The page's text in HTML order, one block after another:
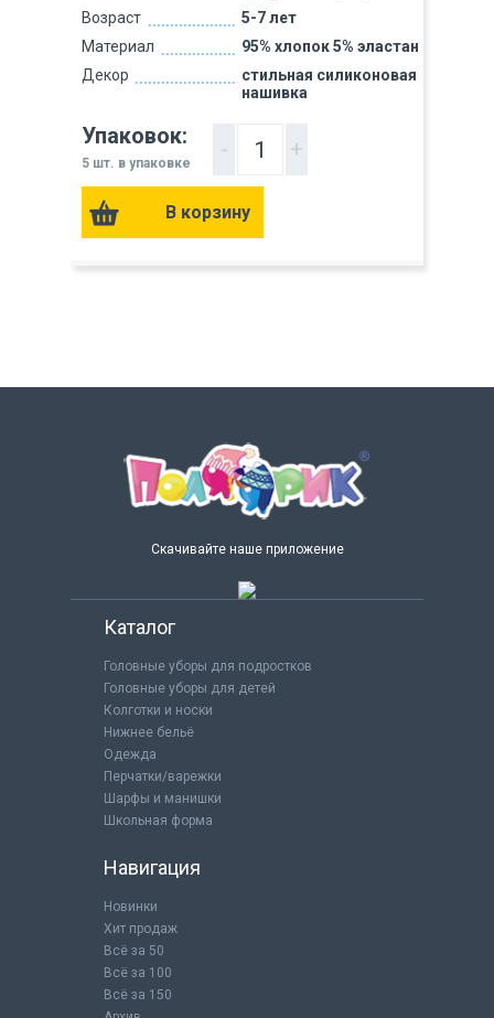
Возраст
5-7 лет
Материал
95% хлопок 5% эластан
Декор
стильная силиконовая
нашивка
Упаковок:
5 шт. в упаковке
- +
Скачивайте наше приложение
Каталог
Головные уборы для подростков
Головные уборы для детей
Колготки и носки
Нижнее бельё
Одежда
Перчатки/варежки
Шарфы и манишки
Школьная форма
Навигация
Новинки
Хит продаж
Всё за 50
Всё за 100
Всё за 150